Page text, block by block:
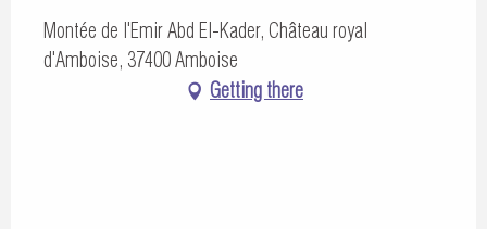
Montée de l'Emir Abd El-Kader, Château royal
d'Amboise, 37400 Amboise
Getting there